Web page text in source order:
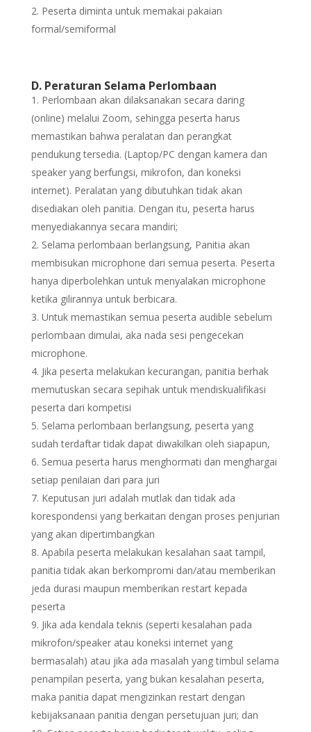
Peserta diminta untuk memakai pakaian
formal/semiformal
D. Peraturan Selama Perlombaan
Perlombaan akan dilaksanakan secara daring
(online) melalui Zoom, sehingga peserta harus
memastikan bahwa peralatan dan perangkat
pendukung tersedia. (Laptop/PC dengan kamera dan
speaker yang berfungsi, mikrofon, dan koneksi
internet). Peralatan yang dibutuhkan tidak akan
disediakan oleh panitia. Dengan itu, peserta harus
menyediakannya secara mandiri;
Selama perlombaan berlangsung, Panitia akan
membisukan microphone dari semua peserta. Peserta
hanya diperbolehkan untuk menyalakan microphone
ketika gilirannya untuk berbicara.
Untuk memastikan semua peserta audible sebelum
perlombaan dimulai, aka nada sesi pengecekan
microphone.
Jika peserta melakukan kecurangan, panitia berhak
memutuskan secara sepihak untuk mendiskualifikasi
peserta dari kompetisi
Selama perlombaan berlangsung, peserta yang
sudah terdaftar tidak dapat diwakilkan oleh siapapun,
Semua peserta harus menghormati dan menghargai
setiap penilaian dari para juri
Keputusan juri adalah mutlak dan tidak ada
korespondensi yang berkaitan dengan proses penjurian
yang akan dipertimbangkan
Apabila peserta melakukan kesalahan saat tampil,
panitia tidak akan berkompromi dan/atau memberikan
jeda durasi maupun memberikan restart kepada
peserta
Jika ada kendala teknis (seperti kesalahan pada
mikrofon/speaker atau koneksi internet yang
bermasalah) atau jika ada masalah yang timbul selama
penampilan peserta, yang bukan kesalahan peserta,
maka panitia dapat mengizinkan restart dengan
kebijaksanaan panitia dengan persetujuan juri; dan